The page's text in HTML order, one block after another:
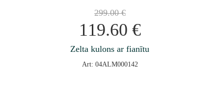
299.00€
119.60 €
Zelta kulons ar fianītu
Art: 04ALM000142